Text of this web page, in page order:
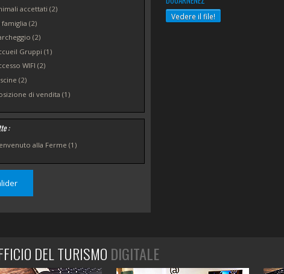
accettati (2)
famiglia (2)
(2)
Gruppi (1)
WIFI (2)
(2)
di vendita (1)
:
alla Ferme (1)
Vedere il file!
DEL TURISMO DIGITALE